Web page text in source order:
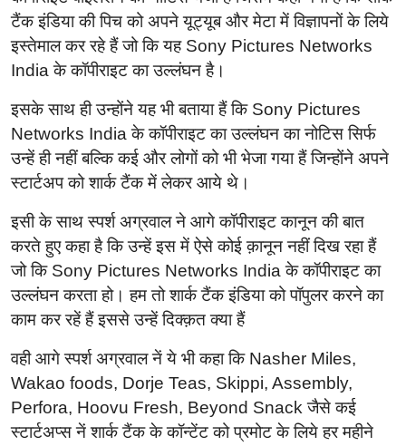
टैंक इंडिया की पिच को अपने यूट्यूब और मेटा में विज्ञापनों के लिये
इस्तेमाल कर रहे हैं जो कि यह Sony Pictures Networks
India के कॉपीराइट का उल्लंघन है।
इसके साथ ही उन्होंने यह भी बताया हैं कि Sony Pictures
Networks India के कॉपीराइट का उल्लंघन का नोटिस सिर्फ
उन्हें ही नहीं बल्कि कई और लोगों को भी भेजा गया हैं जिन्होंने अपने
स्टार्टअप को शार्क टैंक में लेकर आये थे।
इसी के साथ स्पर्श अग्रवाल ने आगे कॉपीराइट कानून की बात
करते हुए कहा है कि उन्हें इस में ऐसे कोई क़ानून नहीं दिख रहा हैं
जो कि Sony Pictures Networks India के कॉपीराइट का
उल्लंघन करता हो। हम तो शार्क टैंक इंडिया को पॉपुलर करने का
काम कर रहें हैं इससे उन्हें दिक्क़त क्या हैं
वही आगे स्पर्श अग्रवाल नें ये भी कहा कि Nasher Miles,
Wakao foods, Dorje Teas, Skippi, Assembly,
Perfora, Hoovu Fresh, Beyond Snack जैसे कई
स्टार्टअप्स नें शार्क टैंक के कॉन्टेंट को प्रमोट के लिये हर महीने